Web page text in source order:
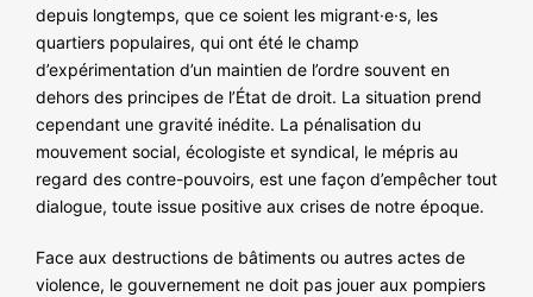
depuis longtemps, que ce soient les migrant·e·s, les
quartiers populaires, qui ont été le champ
d’expérimentation d’un maintien de l’ordre souvent en
dehors des principes de l’État de droit. La situation prend
cependant une gravité inédite. La pénalisation du
mouvement social, écologiste et syndical, le mépris au
regard des contre-pouvoirs, est une façon d’empêcher tout
dialogue, toute issue positive aux crises de notre époque.
Face aux destructions de bâtiments ou autres actes de
violence, le gouvernement ne doit pas jouer aux pompiers